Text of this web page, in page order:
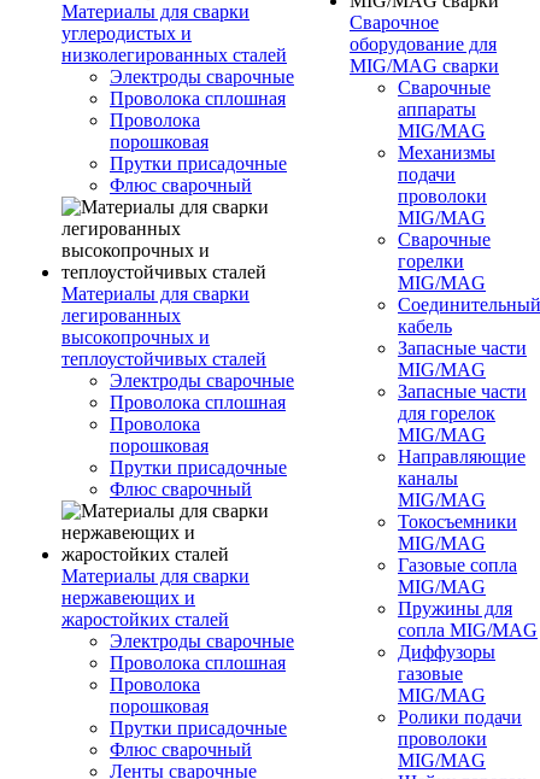
Материалы для сварки
углеродистых и
низколегированных сталей
Электроды сварочные
Проволока сплошная
Проволока
порошковая
Прутки присадочные
Флюс сварочный
Материалы для сварки
легированных
высокопрочных и
теплоустойчивых сталей
Электроды сварочные
Проволока сплошная
Проволока
порошковая
Прутки присадочные
Флюс сварочный
Материалы для сварки
нержавеющих и
жаростойких сталей
Электроды сварочные
Проволока сплошная
Проволока
порошковая
Прутки присадочные
Флюс сварочный
Ленты сварочные
Сварочное
оборудование для
MIG/MAG сварки
Сварочные
аппараты
MIG/MAG
Механизмы
подачи
проволоки
MIG/MAG
Сварочные
горелки
MIG/MAG
Соединительный
кабель
Запасные части
MIG/MAG
Запасные части
для горелок
MIG/MAG
Направляющие
каналы
MIG/MAG
Токосъемники
MIG/MAG
Газовые сопла
MIG/MAG
Пружины для
сопла MIG/MAG
Диффузоры
газовые
MIG/MAG
Ролики подачи
проволоки
MIG/MAG